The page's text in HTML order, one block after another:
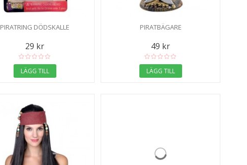
PIRATRING DÖDSKALLE
29 kr
LÄGG TILL
PIRATBÄGARE
49 kr
LÄGG TILL